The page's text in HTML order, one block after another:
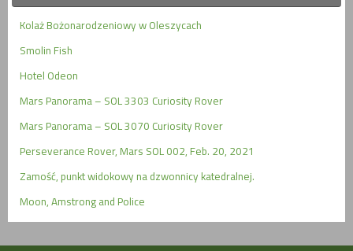
Kolaż Bożonarodzeniowy w Oleszycach
Smolin Fish
Hotel Odeon
Mars Panorama – SOL 3303 Curiosity Rover
Mars Panorama – SOL 3070 Curiosity Rover
Perseverance Rover, Mars SOL 002, Feb. 20, 2021
Zamość, punkt widokowy na dzwonnicy katedralnej.
Moon, Amstrong and Police